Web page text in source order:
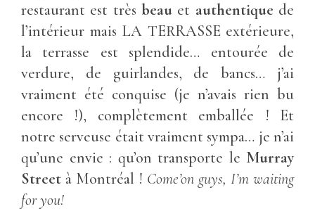
restaurant est très beau et authentique de
l’intérieur mais LA TERRASSE extérieure,
la terrasse est splendide… entourée de
verdure, de guirlandes, de bancs… j’ai
vraiment été conquise (je n’avais rien bu
encore !), complètement emballée ! Et
notre serveuse était vraiment sympa… je n’ai
qu’une envie : qu’on transporte le Murray
Street à Montréal ! Come’on guys, I’m waiting
for you!